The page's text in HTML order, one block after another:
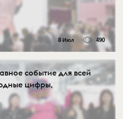
8 Июл 490
событие для всей
цифры,